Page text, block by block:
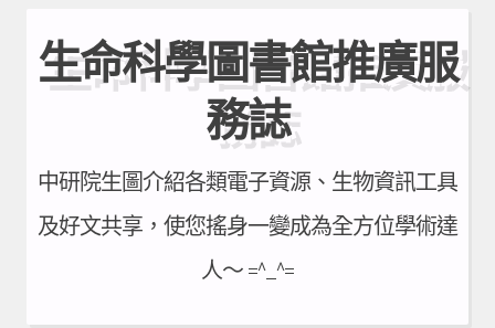
to
content
生命科學圖書館推廣服
務誌
中研院生圖介紹各類電子資源、生物資訊工具
及好文共享，使您搖身一變成為全方位學術達
人～ =^_^=